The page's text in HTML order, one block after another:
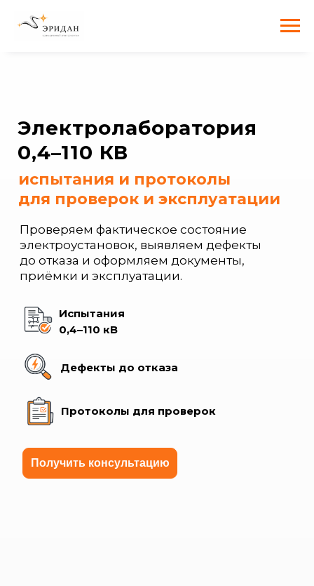
Электролаборатория
0,4–110 КВ
Проверяем фактическое состояние
электроустановок, выявляем дефекты
до отказа и оформляем документы,
приёмки и эксплуатации.
Получить консультацию
Испытания
0,4–110 кВ
Дефекты до отказа
Протоколы для проверок
испытания и протоколы
для проверок и эксплуатации